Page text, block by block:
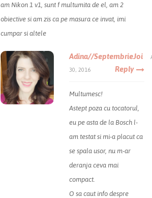
am Nikon 1 v1, sunt f multumita de el, am 2
obiective si am zis ca pe masura ce invat, imi
cumpar si altele
Adina//SeptembrieJoi
30, 2016 Reply
Multumesc!
Astept poza cu tocatorul,
eu pe asta de la Bosch l-
am testat si mi-a placut ca
se spala usor, nu m-ar
deranja ceva mai
compact.
O sa caut info despre